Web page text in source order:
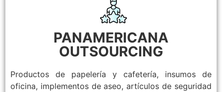
PANAMERICANA
OUTSOURCING
Productos de papelería y cafetería, insumos de
oficina, implementos de aseo, artículos de seguridad